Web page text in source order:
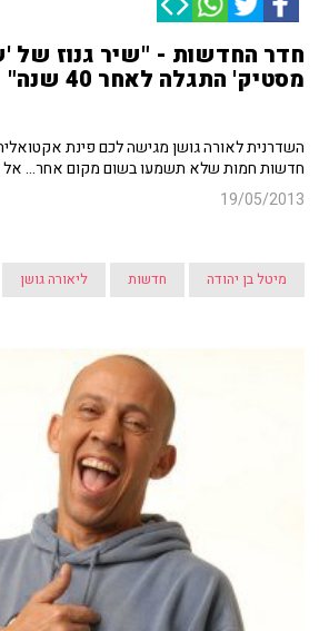
חדר החדשות - "שיר גנוז של
מסטיק' התגלה לאחר 40 שנה"
השדרנית לאורה גושן מגישה לכם פינת
חדשות חמות שלא תשמעו בשום מקום אחר... אל
19/05/2013
מיטל בן יהודה חדשות ליאורה גושן